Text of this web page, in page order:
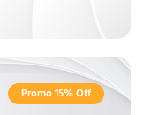
Promo 15% Off